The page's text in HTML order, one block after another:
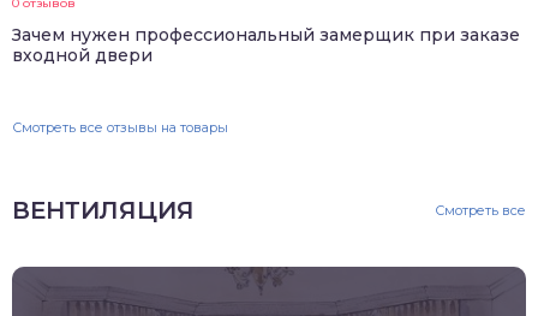
Зачем нужен профессиональный замерщик при заказе
входной двери
Смотреть все отзывы на товары
ВЕНТИЛЯЦИЯ Смотреть все